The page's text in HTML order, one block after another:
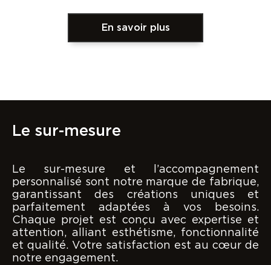
En savoir plus
Le sur-mesure
Le sur-mesure et l’accompagnement
personnalisé sont notre marque de fabrique,
garantissant des créations uniques et
parfaitement adaptées à vos besoins.
Chaque projet est conçu avec expertise et
attention, alliant esthétisme, fonctionnalité
et qualité. Votre satisfaction est au cœur de
notre engagement.